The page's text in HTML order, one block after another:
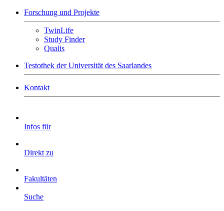
Forschung und Projekte
TwinLife
Study Finder
Qualis
Testothek der Universität des Saarlandes
Kontakt
Infos für
Direkt zu
Fakultäten
Suche